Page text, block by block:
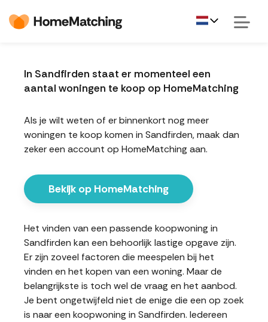
In Sandfirden staat er momenteel een
aantal woningen te koop op HomeMatching
Als je wilt weten of er binnenkort nog meer
woningen te koop komen in Sandfirden, maak dan
zeker een account op HomeMatching aan.
Bekijk op HomeMatching
Het vinden van een passende koopwoning in
Sandfirden kan een behoorlijk lastige opgave zijn.
Er zijn zoveel factoren die meespelen bij het
vinden en het kopen van een woning. Maar de
belangrijkste is toch wel de vraag en het aanbod.
Je bent ongetwijfeld niet de enige die een op zoek
is naar een koopwoning in Sandfirden. Iedereen